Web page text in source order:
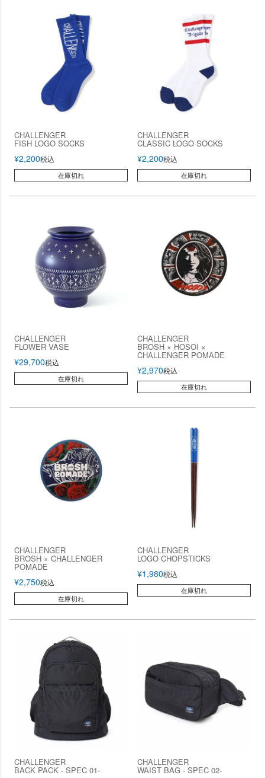
CHALLENGER
FISH LOGO SOCKS
¥2,200税込
在庫切れ
CHALLENGER
CLASSIC LOGO SOCKS
¥2,200税込
在庫切れ
CHALLENGER
FLOWER VASE
¥29,700税込
在庫切れ
CHALLENGER
BROSH × HOSOI ×
CHALLENGER POMADE
¥2,970税込
在庫切れ
CHALLENGER
BROSH × CHALLENGER
POMADE
¥2,750税込
在庫切れ
CHALLENGER
LOGO CHOPSTICKS
¥1,980税込
在庫切れ
CHALLENGER
BACK PACK - SPEC 01-
CHALLENGER
WAIST BAG - SPEC 02-